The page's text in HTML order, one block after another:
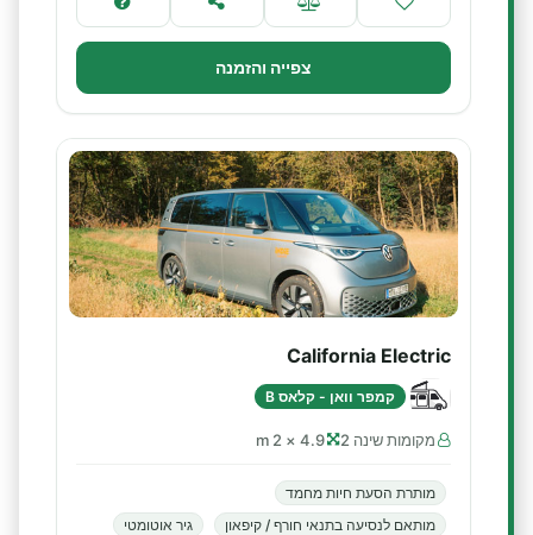
צפייה והזמנה
California Electric
קמפר וואן - קלאס B
מקומות שינה 2 4.9 × 2 m
מותרת הסעת חיות מחמד
מותאם לנסיעה בתנאי חורף / קיפאון
גיר אוטומטי